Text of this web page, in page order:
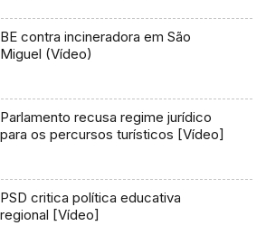
BE contra incineradora em São
Miguel (Vídeo)
Parlamento recusa regime jurídico
para os percursos turísticos [Vídeo]
PSD critica política educativa
regional [Vídeo]